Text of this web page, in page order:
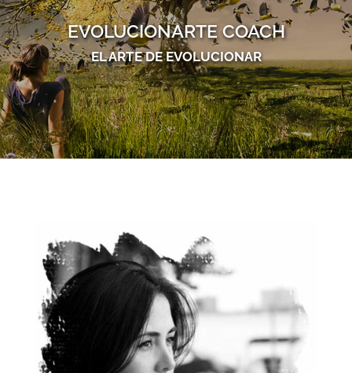
EVOLUCIONARTE COACH
EL ARTE DE EVOLUCIONAR